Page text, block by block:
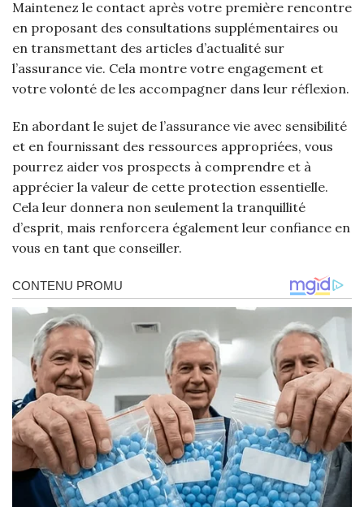
Maintenez le contact après votre première rencontre
en proposant des consultations supplémentaires ou
en transmettant des articles d’actualité sur
l’assurance vie. Cela montre votre engagement et
votre volonté de les accompagner dans leur réflexion.
En abordant le sujet de l’assurance vie avec sensibilité
et en fournissant des ressources appropriées, vous
pourrez aider vos prospects à comprendre et à
apprécier la valeur de cette protection essentielle.
Cela leur donnera non seulement la tranquillité
d’esprit, mais renforcera également leur confiance en
vous en tant que conseiller.